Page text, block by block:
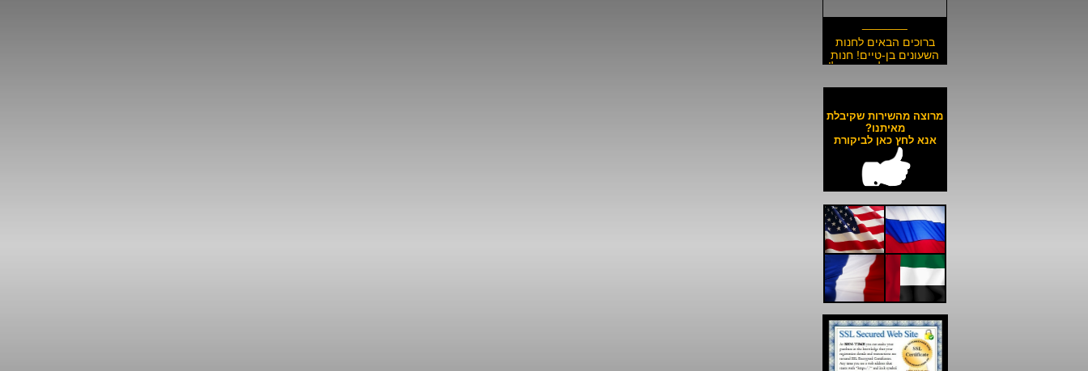
_______
ברוכים הבאים לחנות
השעונים בן-טיים! חנות
השעונים הזולה בישראל!
באתר ולכל חלקי הארץ!
__________________
כל השעונים באתר עד 6
תשלומים ללא ריבית!
__________________
האתר מאובטח בהצפנת
SSL מתקדמת
מרוצה מהשירות שקיבלת
מאיתנו?
אנא לחץ כאן לביקורת